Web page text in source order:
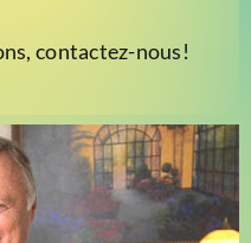
contactez-nous!